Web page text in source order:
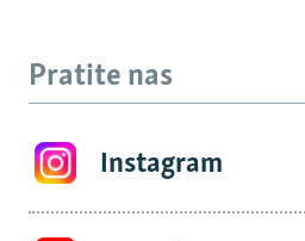
Pratite nas
Instagram